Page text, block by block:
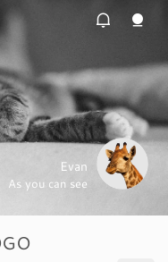
Evan
As you can see